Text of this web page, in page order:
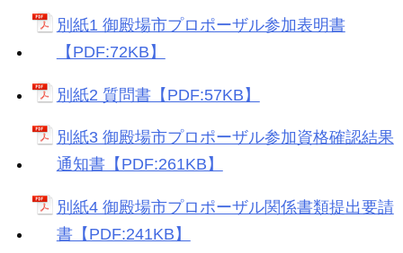
別紙1 御殿場市プロポーザル参加表明書
【PDF:72KB】
別紙2 質問書【PDF:57KB】
別紙3 御殿場市プロポーザル参加資格確認結果
通知書【PDF:261KB】
別紙4 御殿場市プロポーザル関係書類提出要請
書【PDF:241KB】